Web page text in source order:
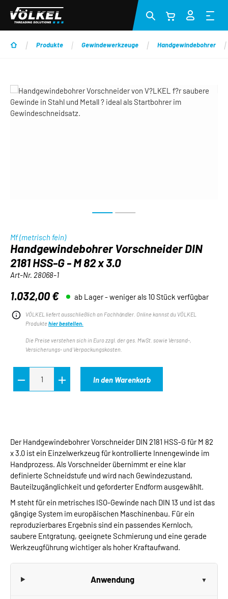
Zum Hauptinhalt springen
Produkte Gewindewerkzeuge Handgewindebohrer
Bildergalerie überspringen
Mf (metrisch fein)
Handgewindebohrer Vorschneider DIN
2181 HSS-G - M 82 x 3.0
Art-Nr. 28068-1
Regulärer Preis:
1.032,00 € ab Lager - weniger als 10 Stück verfügbar
VÖLKEL liefert ausschließlich an Fachhändler. Online kannst du VÖLKEL
Produkte hier bestellen.
Die Preise verstehen sich in Euro zzgl. der ges. MwSt. sowie Versand-,
Versicherungs- und Verpackungskosten.
In den Warenkorb
Der Handgewindebohrer Vorschneider DIN 2181 HSS-G für M 82
x 3.0 ist ein Einzelwerkzeug für kontrollierte Innengewinde im
Handprozess. Als Vorschneider übernimmt er eine klar
definierte Schneidstufe und wird nach Gewindezustand,
Bauteilzugänglichkeit und geforderter Endform ausgewählt.
M steht für ein metrisches ISO-Gewinde nach DIN 13 und ist das
gängige System im europäischen Maschinenbau. Für ein
reproduzierbares Ergebnis sind ein passendes Kernloch,
saubere Entgratung, geeignete Schmierung und eine gerade
Werkzeugführung wichtiger als hoher Kraftaufwand.
Anwendung